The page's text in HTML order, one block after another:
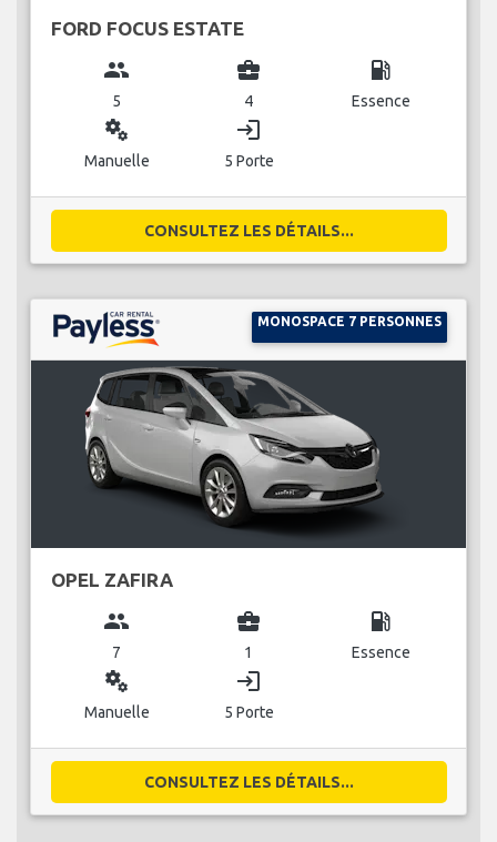
FORD FOCUS ESTATE
group
5
business_center
4
local_gas_station
Essence
miscellaneous_services
Manuelle
login
5 Porte
CONSULTEZ LES DÉTAILS...
MONOSPACE 7 PERSONNES
OPEL ZAFIRA
group
7
business_center
1
local_gas_station
Essence
miscellaneous_services
Manuelle
login
5 Porte
CONSULTEZ LES DÉTAILS...